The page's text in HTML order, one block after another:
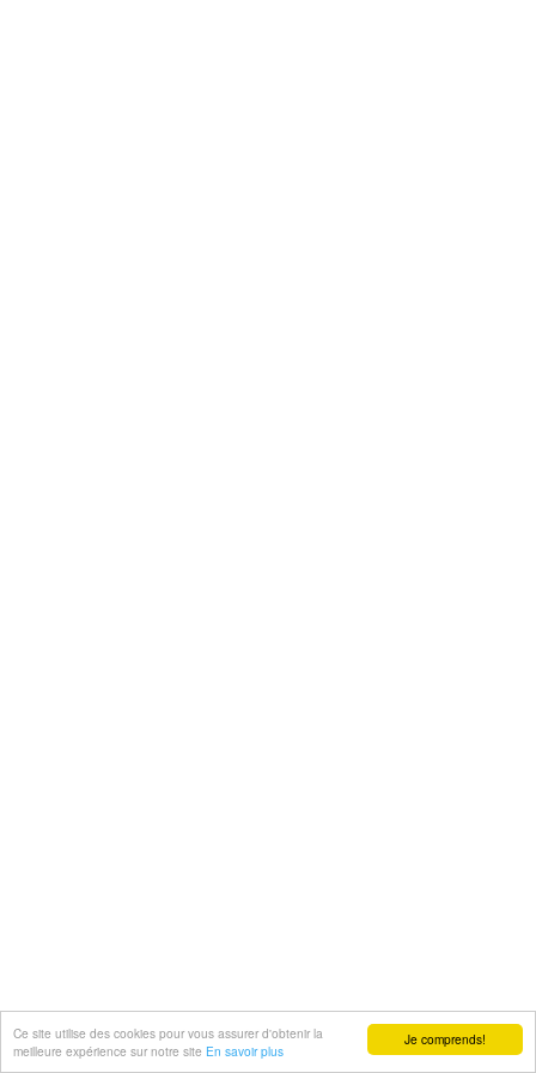
Je comprends!
Ce site utilise des cookies pour vous assurer d'obtenir la
meilleure expérience sur notre site En savoir plus